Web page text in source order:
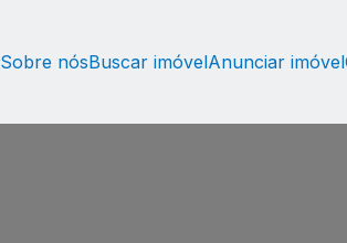
Sobre nósBuscar imóvelAnunciar imóvel